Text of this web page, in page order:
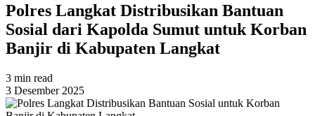
Polres Langkat Distribusikan Bantuan
Sosial dari Kapolda Sumut untuk Korban
Banjir di Kabupaten Langkat
3 min read
3 Desember 2025